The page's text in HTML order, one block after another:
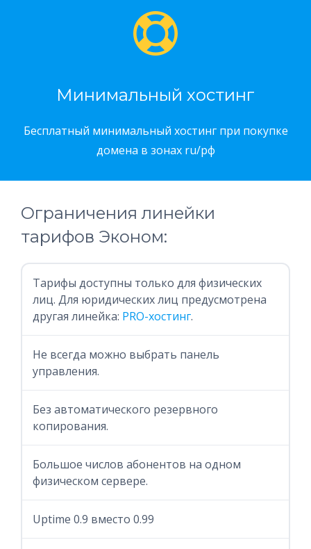
Минимальный хостинг
Бесплатный минимальный хостинг при покупке
домена в зонах ru/рф
Ограничения линейки
тарифов Эконом:
Тарифы доступны только для физических
лиц. Для юридических лиц предусмотрена
другая линейка: PRO-хостинг.
Не всегда можно выбрать панель
управления.
Без автоматического резервного
копирования.
Большое числов абонентов на одном
физическом сервере.
Uptime 0.9 вместо 0.99